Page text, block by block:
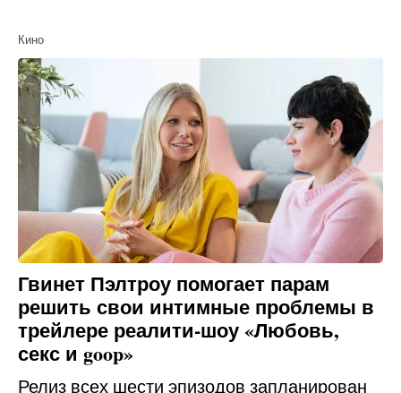
Кино
Гвинет Пэлтроу помогает парам
решить свои интимные проблемы в
трейлере реалити-шоу «Любовь,
секс и goop»
Релиз всех шести эпизодов запланирован